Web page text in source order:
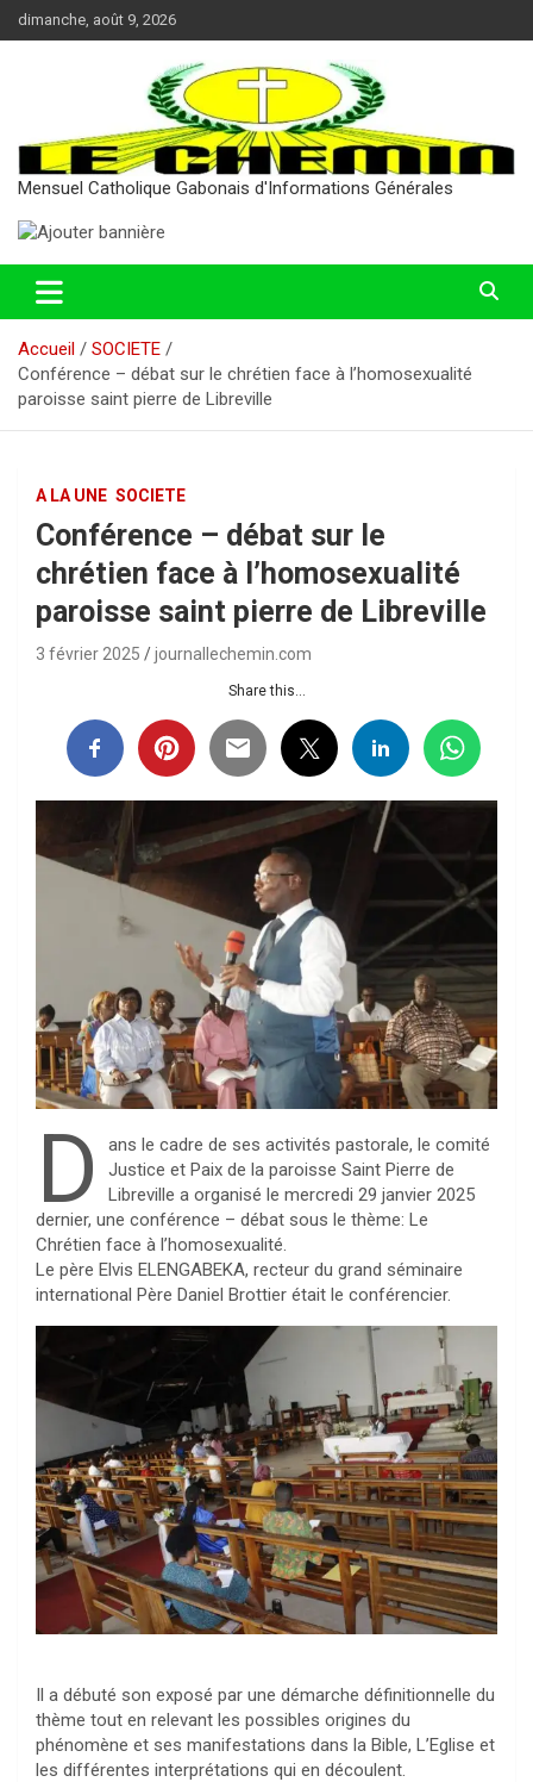
Aller
au
dimanche, août 9, 2026
Mensuel Catholique Gabonais d'Informations Générales
Accueil
SOCIETE
Conférence – débat sur le chrétien face à l’homosexualité
paroisse saint pierre de Libreville
A LA UNE SOCIETE
Conférence – débat sur le
chrétien face à l’homosexualité
paroisse saint pierre de Libreville
3 février 2025 journallechemin.com
Share this...
D
ans le cadre de ses activités pastorale, le comité
Justice et Paix de la paroisse Saint Pierre de
Libreville a organisé le mercredi 29 janvier 2025
dernier, une conférence – débat sous le thème: Le
Chrétien face à l’homosexualité.
Le père Elvis ELENGABEKA, recteur du grand séminaire
international Père Daniel Brottier était le conférencier.
Il a débuté son exposé par une démarche définitionnelle du
thème tout en relevant les possibles origines du
phénomène et ses manifestations dans la Bible, L’Eglise et
les différentes interprétations qui en découlent.